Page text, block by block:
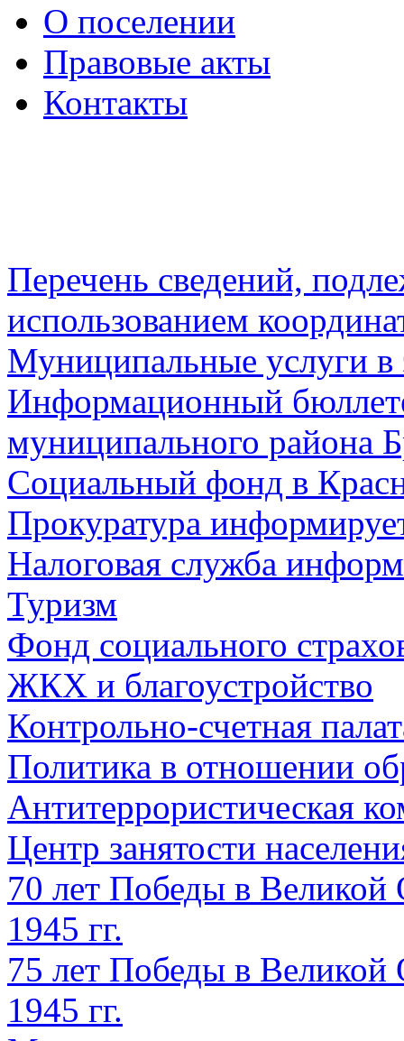
О поселении
Правовые акты
Контакты
Перечень сведений,
использованием
Муниципальные услуги в
Информационный
муниципального района
Социальный фонд в
Прокуратура
Налоговая служба
Туризм
Фонд социального
ЖКХ и благоустройство
Контрольно-счетная
Политика в отношении
Антитеррористическая
Центр занятости
70 лет Победы в Великой
1945 гг.
75 лет Победы в Великой
1945 гг.